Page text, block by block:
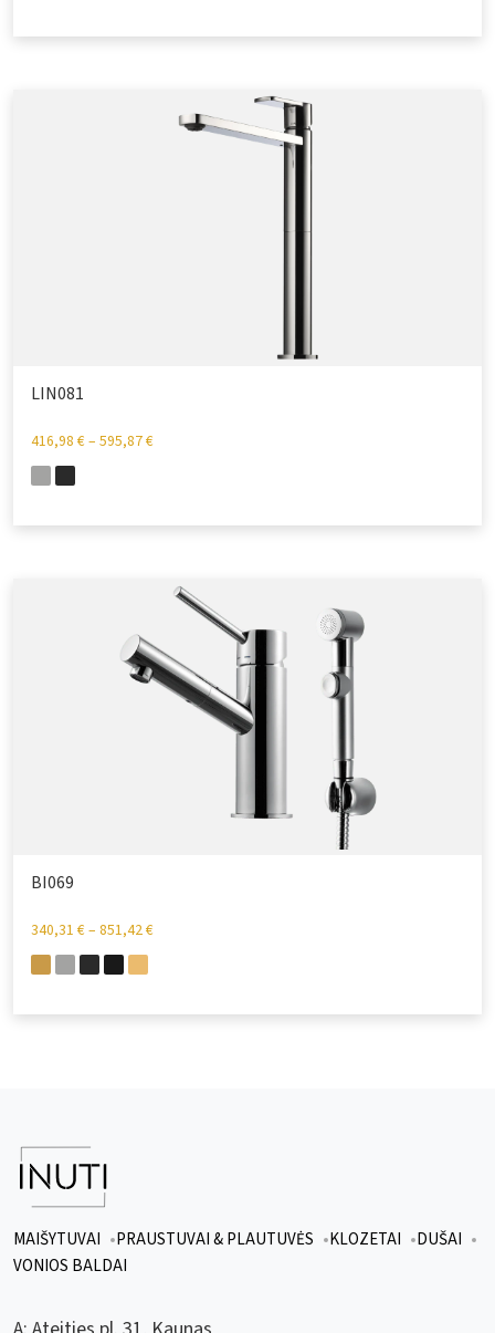
LIN081
416,98 €– 595,87€
BI069
340,31 €– 851,42€
MAIŠYTUVAI PRAUSTUVAI & PLAUTUVĖS KLOZETAI
DUŠAI
VONIOS BALDAI